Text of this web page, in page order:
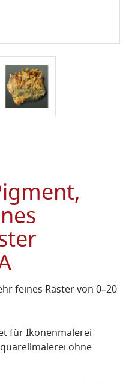
feines Raster von 0–20
für Ikonenmalerei
ohne